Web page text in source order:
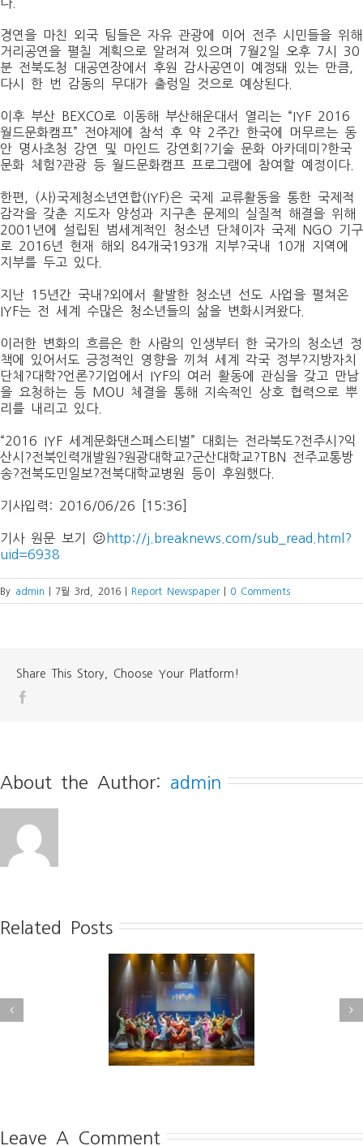
경연을 마친 외국 팀들은 자유 관광에 이어 전주 시민들을 위해
거리공연을 펼칠 계획으로 알려져 있으며 7월2 일 오후 7시 30
분 전북도청 대공연장에서 후원 감사공연이 예정돼 있는 만큼
다시 한 번 감동의 무대가 출렁일 것으로 예상된다.
이후 부산 BEXCO로 이동해 부산해운대서 열리는 “IYF 2016
월드문화캠프” 전야제에 참석 후 약 2주간 한국에 머무르는 동
안 명사초청 강연 및 마인드 강연회?기술 문화 아카데미?한국
문화 체험?관광 등 월드문화캠프 프로그램에 참여할 예정이다.
한편 , (사)국제청소년연합(IYF)은 국제 교류활동을 통한 국제적
감각을 갖춘 지도자 양성과 지구촌 문제의 실질적 해결을 위해
2001 년에 설립된 범세계적인 청소년 단체이자 국제 NGO
기구
로 2016년 현재 해외 84개국193개 지부?국내 10개 지역에
지부를 두고 있다.
지난 15년간 국내?외에서 활발한 청소년 선도 사업을 펼쳐온
IYF는 전 세계 수많은 청소년들의 삶을 변화시켜왔다.
이러한 변화의 흐름은 한 사람의 인생부터 한 국가의 청소년 정
책에 있어서도 긍정적인 영향을 끼쳐 세계 각국 정부?지방자치
단체?대학?언론?기업에서 IYF의 여러 활동에 관심을 갖고 만남
을 요청하는 등 MOU
체결을 통해 지속적인 상호 협력으로 뿌
리를 내리고 있다.
“2016 IYF 세계문화댄스페스티벌” 대회는 전라북도?전주시?익
산시?전북인력개발원?원광대학교?군산대학교?TBN 전주교통방
송?전북도민일보?전북대학교병원 등이 후원했다.
기사입력: 2016/06/26 [15:36]
기사 원문 보기 😕 http://j.breaknews.com/sub_read.html?
uid=6938
By admin 7월 3rd, 2016 Report Newspaper 0 Comments
Share This Story, Choose Your Platform!
About the Author: admin
Related Posts
신문] 전주, 세계와
[전북중앙] 2025 세계문화
댄스페스티벌 성료··· 11개
Leave A Comment